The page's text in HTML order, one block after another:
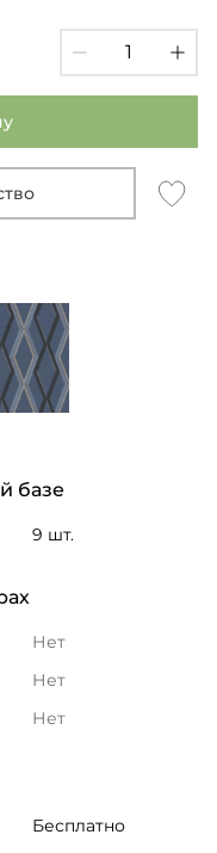
базе
9 шт.
Нет
Нет
Нет
Бесплатно